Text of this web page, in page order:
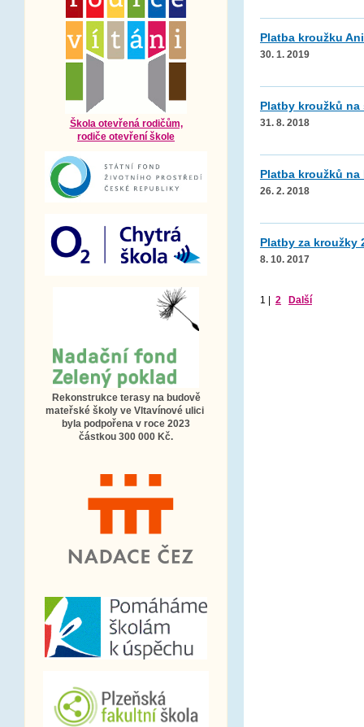
Škola otevřená rodičům,
rodiče otevření škole
Rekonstrukce terasy na budově
mateřské školy ve Vltavínové ulici
byla podpořena v roce 2023
částkou 300 000 Kč.
Platba kroužku
30. 1. 2019
Platby kroužků na
31. 8. 2018
Platba kroužků na
26. 2. 2018
Platby za kroužky
8. 10. 2017
1 2 Další